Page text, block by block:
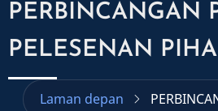
PERBINCANGAN
PELESENAN
Laman depan